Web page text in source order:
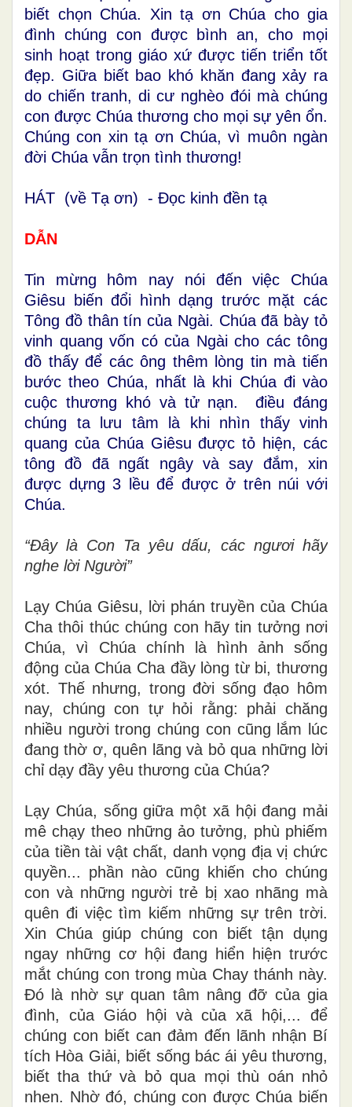
biết chọn Chúa. Xin tạ ơn Chúa cho gia
đình chúng con được bình an, cho mọi
sinh hoạt trong giáo xứ được tiến triển tốt
đẹp. Giữa biết bao khó khăn đang xảy ra
do chiến tranh, di cư nghèo đói mà chúng
con được Chúa thương cho mọi sự yên ổn.
Chúng con xin tạ ơn Chúa, vì muôn ngàn
đời Chúa vẫn trọn tình thương!
HÁT (về Tạ ơn) - Đọc kinh đền tạ
DẪN
Tin mừng hôm nay nói đến việc Chúa
Giêsu biến đổi hình dạng trước mặt các
Tông đồ thân tín của Ngài. Chúa đã bày tỏ
vinh quang vốn có của Ngài cho các tông
đồ thấy để các ông thêm lòng tin mà tiến
bước theo Chúa, nhất là khi Chúa đi vào
cuộc thương khó và tử nạn. điều đáng
chúng ta lưu tâm là khi nhìn thấy vinh
quang của Chúa Giêsu được tỏ hiện, các
tông đồ đã ngất ngây và say đắm, xin
được dựng 3 lều để được ở trên núi với
Chúa.
“Đây là Con Ta yêu dấu, các ngươi hãy
nghe lời Người”
Lạy Chúa Giêsu, lời phán truyền của Chúa
Cha thôi thúc chúng con hãy tin tưởng nơi
Chúa, vì Chúa chính là hình ảnh sống
động của Chúa Cha đầy lòng từ bi, thương
xót. Thế nhưng, trong đời sống đạo hôm
nay, chúng con tự hỏi rằng: phải chăng
nhiều người trong chúng con cũng lắm lúc
đang thờ ơ, quên lãng và bỏ qua những lời
chỉ dạy đầy yêu thương của Chúa?
Lạy Chúa, sống giữa một xã hội đang mải
mê chạy theo những ảo tưởng, phù phiếm
của tiền tài vật chất, danh vọng địa vị chức
quyền... phần nào cũng khiến cho chúng
con và những người trẻ bị xao nhãng mà
quên đi việc tìm kiếm những sự trên trời.
Xin Chúa giúp chúng con biết tận dụng
ngay những cơ hội đang hiển hiện trước
mắt chúng con trong mùa Chay thánh này.
Đó là nhờ sự quan tâm nâng đỡ của gia
đình, của Giáo hội và của xã hội,... để
chúng con biết can đảm đến lãnh nhận Bí
tích Hòa Giải, biết sống bác ái yêu thương,
biết tha thứ và bỏ qua mọi thù oán nhỏ
nhen. Nhờ đó, chúng con được Chúa biến